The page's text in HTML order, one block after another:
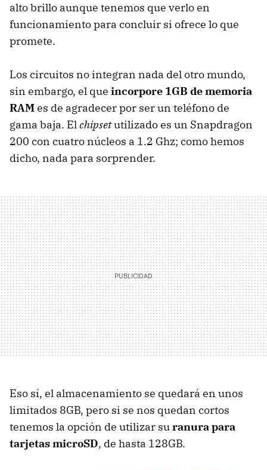
alto brillo aunque tenemos que verlo en
funcionamiento para concluir si ofrece lo que
promete.
Los circuitos no integran nada del otro mundo,
sin embargo, el que incorpore 1GB de memoria
RAMes de agradecer por ser un teléfono de
gama baja. Elchipsetutilizado es un Snapdragon
200 con cuatro núcleos a 1.2 Ghz; como hemos
dicho, nada para sorprender.
Eso sí, el almacenamiento se quedará en unos
limitados 8GB, pero si se nos quedan cortos
tenemos la opción de utilizar suranura para
tarjetas microSD, de hasta 128GB.